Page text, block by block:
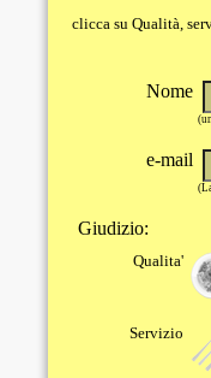
clicca su Qualità,
Nome
e-mail
Giudizio:
Qualita'
Servizio